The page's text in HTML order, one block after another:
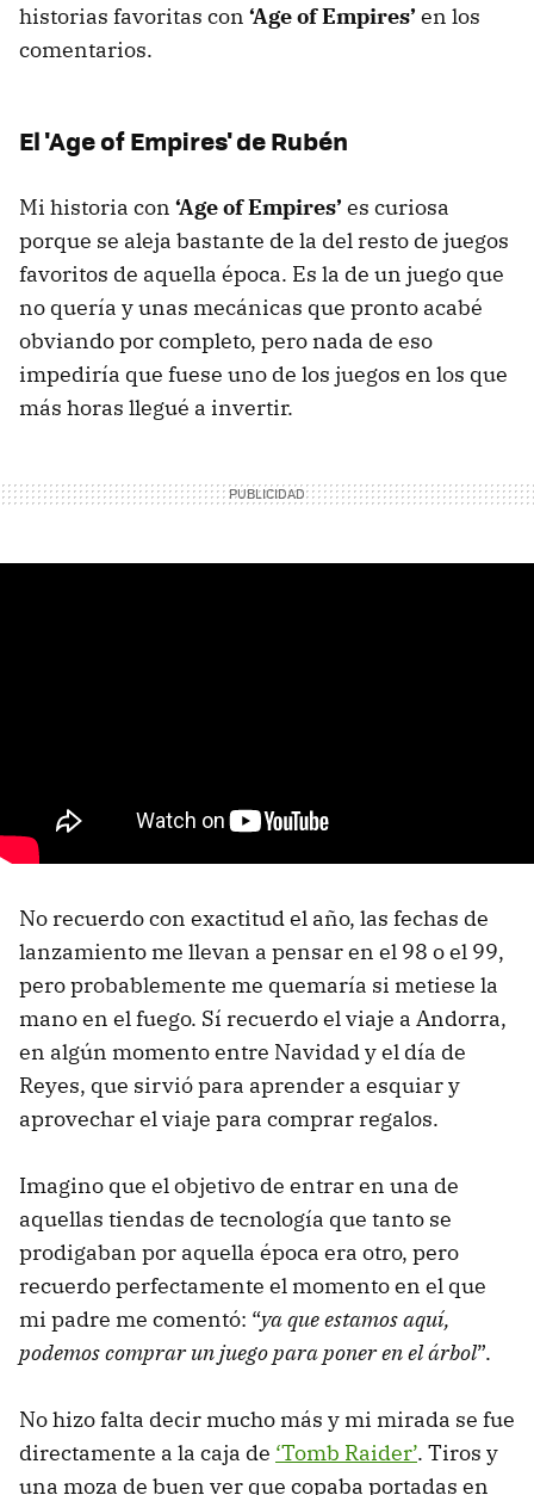
historias favoritas con ‘Age of Empires’ en los
comentarios.
El 'Age of Empires' de Rubén
Mi historia con ‘Age of Empires’ es curiosa
porque se aleja bastante de la del resto de juegos
favoritos de aquella época. Es la de un juego que
no quería y unas mecánicas que pronto acabé
obviando por completo, pero nada de eso
impediría que fuese uno de los juegos en los que
más horas llegué a invertir.
No recuerdo con exactitud el año, las fechas de
lanzamiento me llevan a pensar en el 98 o el 99,
pero probablemente me quemaría si metiese la
mano en el fuego. Sí recuerdo el viaje a Andorra,
en algún momento entre Navidad y el día de
Reyes, que sirvió para aprender a esquiar y
aprovechar el viaje para comprar regalos.
Imagino que el objetivo de entrar en una de
aquellas tiendas de tecnología que tanto se
prodigaban por aquella época era otro, pero
recuerdo perfectamente el momento en el que
mi padre me comentó: “ya que estamos aquí,
podemos comprar un juego para poner en el árbol”.
No hizo falta decir mucho más y mi mirada se fue
directamente a la caja de ‘Tomb Raider’. Tiros y
una moza de buen ver que copaba portadas en